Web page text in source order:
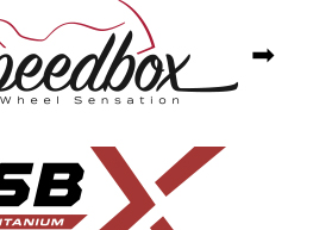
➡